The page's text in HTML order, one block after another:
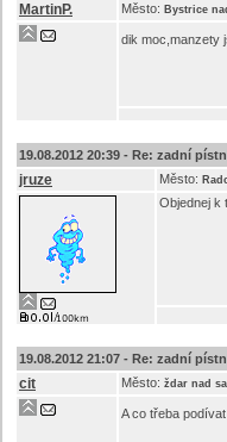
MartinP. Město: Bystrice
dik moc,manzety
19.08.2012 20:39 - Re: zadní
jruze Město:
Objednej k
19.08.2012 21:07 - Re: zadní
cit Město: ždar nad
A co třeba